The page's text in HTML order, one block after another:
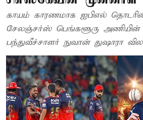
காயம் காரணமாக ஐபிஎல்
சேலஞ்சர்ஸ் பெங்களூரு
பந்துவீச்சாளர் நுவான் துஷாரா